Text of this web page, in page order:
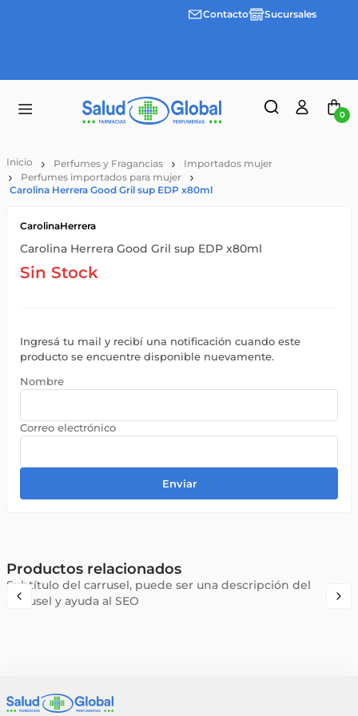
Envíos
Contacto Sucursales
0
Perfumes y Fragancias
Importados mujer
Perfumes importados para mujer
Carolina Herrera Good Gril sup EDP x80ml
CarolinaHerrera
Carolina Herrera Good Gril sup EDP x80ml
Sin Stock
Ingresá tu mail y recibí una notificación cuando este
producto se encuentre disponible nuevamente.
Enviar
Productos relacionados
Subtítulo del carrusel, puede ser una descripción del
carrusel y ayuda al SEO